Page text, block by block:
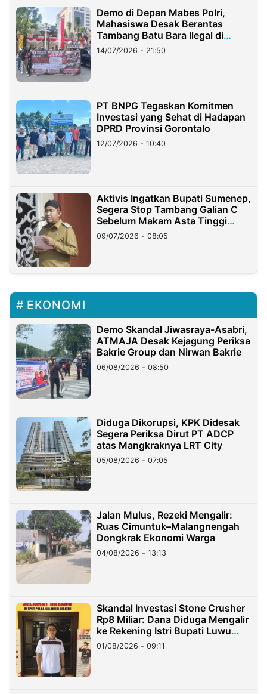
Demo di Depan Mabes Polri,
Mahasiswa Desak Berantas
Tambang Batu Bara Ilegal di
Lampung
14/07/2026 - 21:50
PT BNPG Tegaskan Komitmen
Investasi yang Sehat di Hadapan
DPRD Provinsi Gorontalo
12/07/2026 - 10:40
Aktivis Ingatkan Bupati Sumenep,
Segera Stop Tambang Galian C
Sebelum Makam Asta Tinggi
Longsor
09/07/2026 - 08:05
EKONOMI
Demo Skandal Jiwasraya-Asabri,
ATMAJA Desak Kejagung Periksa
Bakrie Group dan Nirwan Bakrie
06/08/2026 - 08:50
Diduga Dikorupsi, KPK Didesak
Segera Periksa Dirut PT ADCP
atas Mangkraknya LRT City
05/08/2026 - 07:05
Jalan Mulus, Rezeki Mengalir:
Ruas Cimuntuk–Malangnengah
Dongkrak Ekonomi Warga
04/08/2026 - 13:13
Skandal Investasi Stone Crusher
Rp8 Miliar: Dana Diduga Mengalir
ke Rekening Istri Bupati Luwu
Timur
01/08/2026 - 09:11